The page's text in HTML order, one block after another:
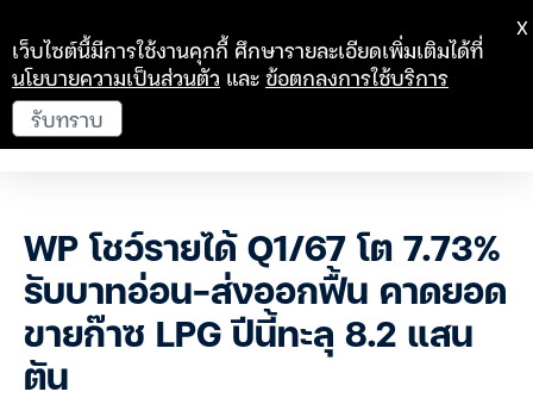
WP โชว์รายได้ Q1/67 โต 7.73%
รับบาทอ่อน-ส่งออกฟื้น คาดยอด
ขายก๊าซ LPG ปีนี้ทะลุ 8.2 แสน
ตัน
เว็บไซต์นี้มีการใช้งานคุกกี้ ศึกษารายละเอียดเพิ่มเติมได้ที่
นโยบายความเป็นส่วนตัว และข้อตกลงการใช้บริการ
รับทราบ
X